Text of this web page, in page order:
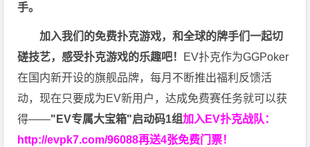
手。
加入我们的免费扑克游戏，和全球的牌手们一起切
磋技艺，感受扑克游戏的乐趣吧！ EV扑克作为GGPoker
在国内新开设的旗舰品牌，每月不断推出福利反馈活
动，现在只要成为EV新用户，达成免费赛任务就可以获
得——"EV专属大宝箱"启动码1组加入EV扑克战队：
http://evpk7.com/96088再送4张免费门票！